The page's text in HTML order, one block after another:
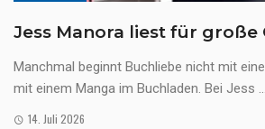
Jess Manora liest für große
Manchmal beginnt Buchliebe nicht mit
mit einem Manga im Buchladen. Bei Jess ...
14. Juli 2026